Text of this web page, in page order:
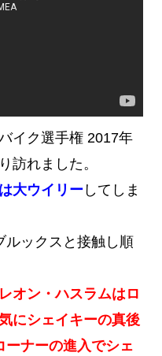
イク選手権 2017年
訪れました。
大ウイリー してしま
ルックスと接触し順
レオン・ハスラムはロ
にシェイキーの真後
ーナーの進入でシェ